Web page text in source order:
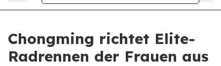
Chongming richtet Elite-
Radrennen der Frauen aus